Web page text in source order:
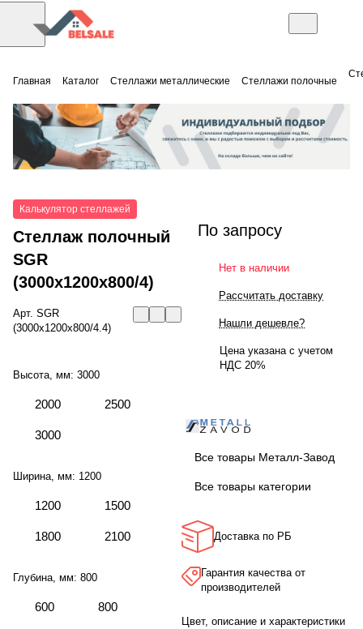
Главная Каталог Стеллажи металлические Стеллажи полочные
Калькулятор стеллажей
Стеллаж полочный
SGR
(3000x1200x800/4)
Арт. SGR
(3000x1200x800/4.4)
Высота, мм: 3000
2000 2500
3000
Ширина, мм: 1200
1200 1500
1800 2100
Глубина, мм: 800
600 800
По запросу
Нет в наличии
Рассчитать доставку
Нашли дешевле?
Цена указана с учетом
НДС 20%
Все товары Металл-Завод
Все товары категории
Доставка по РБ
Гарантия качества от
производителей
Цвет, описание и характеристики